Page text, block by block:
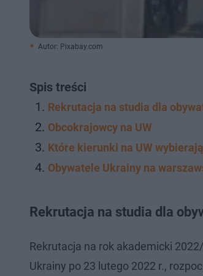
Autor: Pixabay.com
Spis treści
Rekrutacja na studia dla
Obcokrajowcy na UW
Które kierunki na UW
Obywatele Ukrainy na
Rekrutacja na studia dla
Rekrutacja na rok akademicki
Ukrainy po 23 lutego 2022 r.,